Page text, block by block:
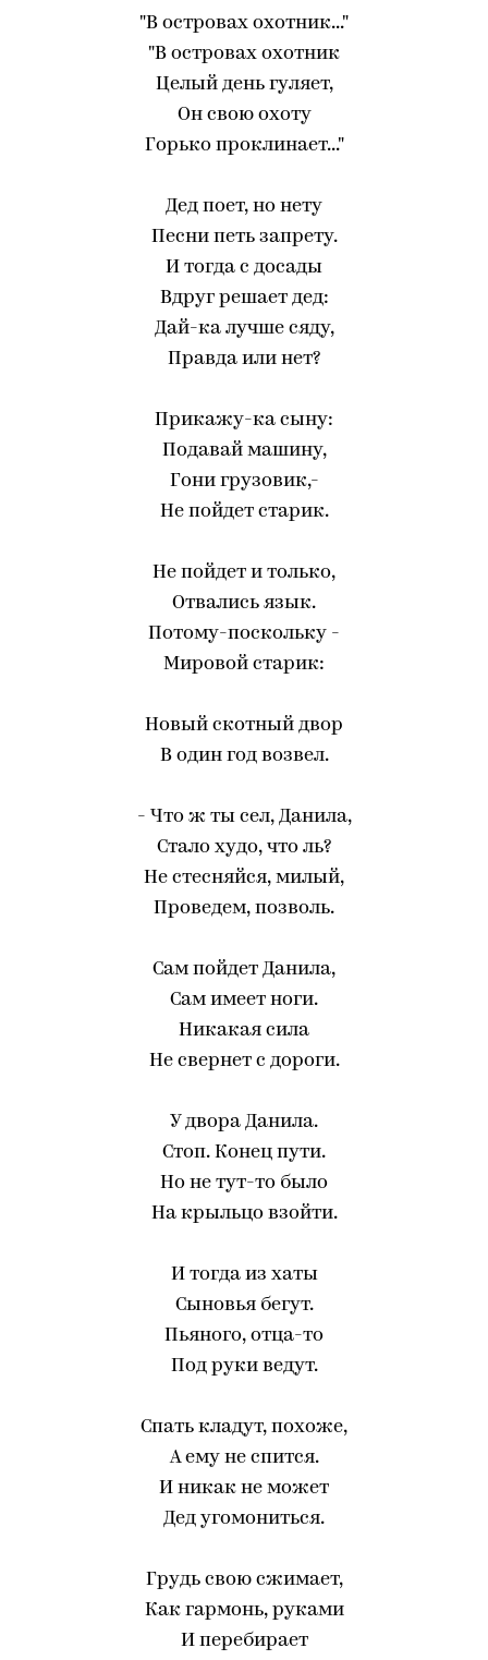
"В островах охотник..."
"В островах охотник
Целый день гуляет,
Он свою охоту
Горько проклинает..."
Дед поет, но нету
Песни петь запрету.
И тогда с досады
Вдруг решает дед:
Дай-ка лучше сяду,
Правда или нет?
Прикажу-ка сыну:
Подавай машину,
Гони грузовик,-
Не пойдет старик.
Не пойдет и только,
Отвались язык.
Потому-поскольку -
Мировой старик:
Новый скотный двор
В один год возвел.
- Что ж ты сел, Данила,
Стало худо, что ль?
Не стесняйся, милый,
Проведем, позволь.
Сам пойдет Данила,
Сам имеет ноги.
Никакая сила
Не свернет с дороги.
У двора Данила.
Стоп. Конец пути.
Но не тут-то было
На крыльцо взойти.
И тогда из хаты
Сыновья бегут.
Пьяного, отца-то
Под руки ведут.
Спать кладут, похоже,
А ему не спится.
И никак не может
Дед угомониться.
Грудь свою сжимает,
Как гармонь, руками
И перебирает